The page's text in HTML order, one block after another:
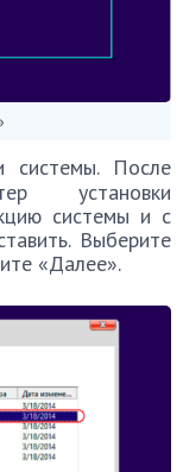
системы. После
установки
системы и с
Выберите
«Далее».